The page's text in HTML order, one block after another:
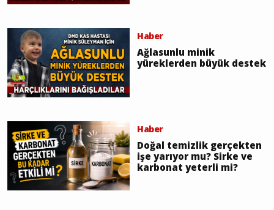
Haber
Ağlasunlu minik
yüreklerden büyük destek
Haber
Doğal temizlik gerçekten
işe yarıyor mu? Sirke ve
karbonat yeterli mi?